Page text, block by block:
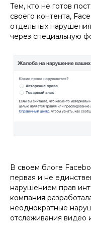
Тем, кто не готов
своего контента,
отдельных
через специальную
В своем блоге
первая и не
нарушением прав
компания
неоднократные
отслеживания видео